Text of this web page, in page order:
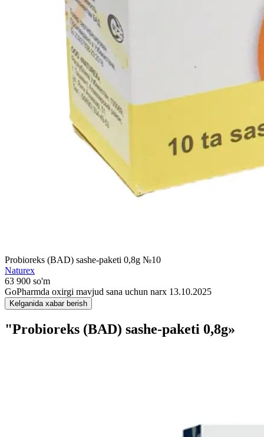
Probioreks (BAD) sashe-paketi 0,8g №10
Naturex
63 900 so'm
GoPharmda oxirgi mavjud sana uchun narx 13.10.2025
Kelganida xabar berish
"Probioreks (BAD) sashe-paketi 0,8g»